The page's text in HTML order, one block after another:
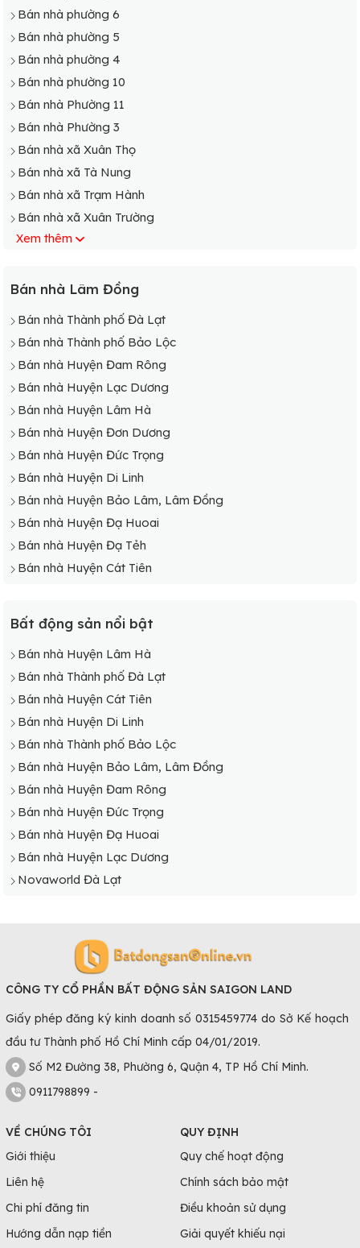
Bán nhà phường 6
Bán nhà phường 5
Bán nhà phường 4
Bán nhà phường 10
Bán nhà Phường 11
Bán nhà Phường 3
Bán nhà xã Xuân Thọ
Bán nhà xã Tà Nung
Bán nhà xã Trạm Hành
Bán nhà xã Xuân Trường
Xem thêm
Bán nhà Lâm Đồng
Bán nhà Thành phố Đà Lạt
Bán nhà Thành phố Bảo Lộc
Bán nhà Huyện Đam Rông
Bán nhà Huyện Lạc Dương
Bán nhà Huyện Lâm Hà
Bán nhà Huyện Đơn Dương
Bán nhà Huyện Đức Trọng
Bán nhà Huyện Di Linh
Bán nhà Huyện Bảo Lâm, Lâm Đồng
Bán nhà Huyện Đạ Huoai
Bán nhà Huyện Đạ Tẻh
Bán nhà Huyện Cát Tiên
Bất động sản nổi bật
Bán nhà Huyện Lâm Hà
Bán nhà Thành phố Đà Lạt
Bán nhà Huyện Cát Tiên
Bán nhà Huyện Di Linh
Bán nhà Thành phố Bảo Lộc
Bán nhà Huyện Bảo Lâm, Lâm Đồng
Bán nhà Huyện Đam Rông
Bán nhà Huyện Đức Trọng
Bán nhà Huyện Đạ Huoai
Bán nhà Huyện Lạc Dương
Novaworld Đà Lạt
CÔNG TY CỔ PHẦN BẤT ĐỘNG SẢN SAIGON LAND
Giấy phép đăng ký kinh doanh số 0315459774 do Sở Kế hoạch
đầu tư Thành phố Hồ Chí Minh cấp 04/01/2019.
Số M2 Đường 38, Phường 6, Quận 4, TP Hồ Chí Minh.
0911798899 -
VỀ CHÚNG TÔI
Giới thiệu
Liên hệ
Chi phí đăng tin
Hướng dẫn nạp tiền
QUY ĐỊNH
Quy chế hoạt động
Chính sách bảo mật
Điều khoản sử dụng
Giải quyết khiếu nại